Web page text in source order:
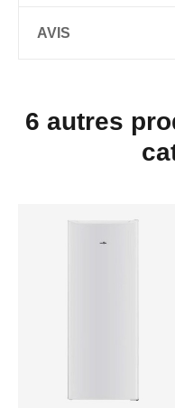
AVIS
6 autres